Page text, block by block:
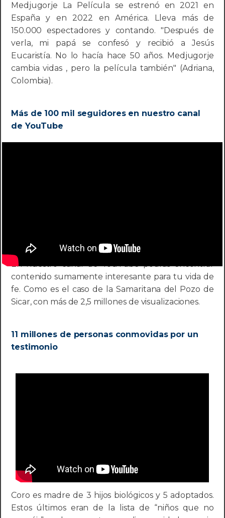
Medjugorje La Película se estrenó en 2021 en
España y en 2022 en América. Lleva más de
150.000 espectadores y contando. "Después de
verla, mi papá se confesó y recibió a Jesús
Eucaristía. No lo hacía hace 50 años. Medjugorje
cambia vidas , pero la película también" (Adriana,
Colombia).
Más de 100 mil seguidores en nuestro canal
de YouTube
En nuestro canal de YouTube podrás encontrar
contenido sumamente interesante para tu vida de
fe. Como es el caso de la Samaritana del Pozo de
Sicar, con más de 2,5 millones de visualizaciones.
11 millones de personas conmovidas por un
testimonio
Coro es madre de 3 hijos biológicos y 5 adoptados.
Estos últimos eran de la lista de “niños que no